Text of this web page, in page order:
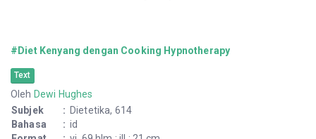
#Diet Kenyang dengan Cooking Hypnotherapy
Text
Oleh Dewi Hughes
Subjek
: Dietetika, 614
Bahasa
: id